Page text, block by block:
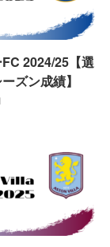
2024/25【選
ズン成績】